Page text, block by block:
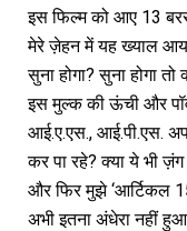
इस फिल्म को आए 13
मेरे ज़ेहन में यह ख्याल
सुना होगा? सुना होगा तो
इस मुल्क की ऊंची और
आई.ए.एस., आई.पी.एस.
कर पा रहे? क्या ये भी
और फिर मुझे ‘आर्टिकल
अभी इतना अंधेरा नहीं